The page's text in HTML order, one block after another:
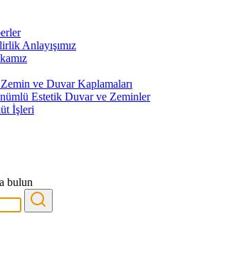
Anlayışımız
ve Duvar Kaplamaları
Estetik Duvar ve Zeminler
İşleri
bulun